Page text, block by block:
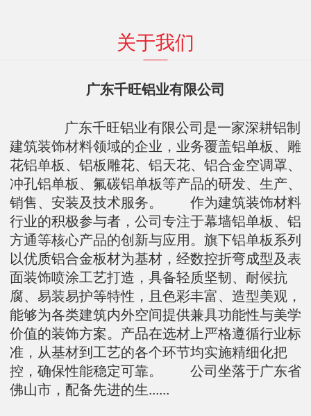
关于我们
广东千旺铝业有限公司
广东千旺铝业有限公司是一家深耕铝制
建筑装饰材料领域的企业，业务覆盖铝单板、雕
花铝单板、铝板雕花、铝天花、铝合金空调罩、
冲孔铝单板、氟碳铝单板等产品的研发、生产、
销售、安装及技术服务。 作为建筑装饰材料
行业的积极参与者，公司专注于幕墙铝单板、铝
方通等核心产品的创新与应用。旗下铝单板系列
以优质铝合金板材为基材，经数控折弯成型及表
面装饰喷涂工艺打造，具备轻质坚韧、耐候抗
腐、易装易护等特性，且色彩丰富、造型美观，
能够为各类建筑内外空间提供兼具功能性与美学
价值的装饰方案。产品在选材上严格遵循行业标
准，从基材到工艺的各个环节均实施精细化把
控，确保性能稳定可靠。 公司坐落于广东省
佛山市，配备先进的生......